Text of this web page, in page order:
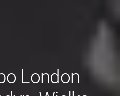
London